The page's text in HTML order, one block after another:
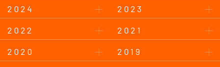
2024
2023
2022
2021
2020
2019